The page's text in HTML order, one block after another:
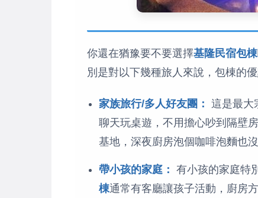
你還在猶豫要不要選擇基隆民宿包棟
別是對以下幾種旅人來說，包棟的
家族旅行/多人好友團： 這是最大
聊天玩桌遊，不用擔心吵到隔壁
基地，深夜廚房泡個咖啡泡麵也沒
帶小孩的家庭： 有小孩的家庭特
棟通常有客廳讓孩子活動，廚房